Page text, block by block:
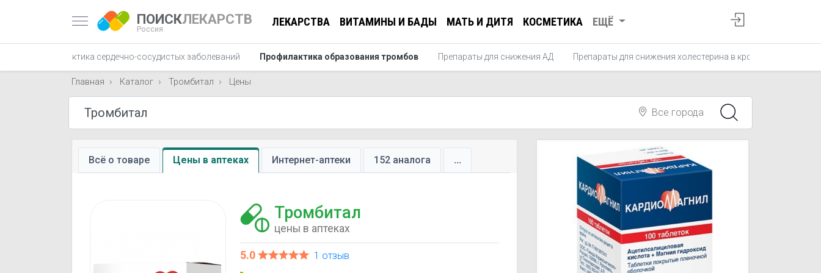
ПОИСКЛЕКАРСТВ
Россия
ЛЕКАРСТВА ВИТАМИНЫ И БАДЫ МАТЬ И ДИТЯ КОСМЕТИКА ЕЩЁ
Профилактика сердечно-сосудистых заболеваний Профилактика образования тромбов Препараты для снижения АД Препараты для снижения холестерина в крови
Главная Каталог Тромбитал Цены
Все города
Всё о товаре Цены в аптеках Интернет-аптеки 152 аналога ...
Тромбитал
цены в аптеках
5.0 1 отзыв